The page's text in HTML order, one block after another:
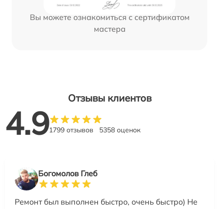
Вы можете ознакомиться с сертификатом
мастера
Отзывы клиентов
4.91799 отзывов 5358 оценок
Богомолов Глеб
Ремонт был выполнен быстро, очень быстро) Не